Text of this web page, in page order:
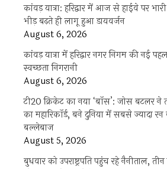
कांवड़ यात्रा: हरिद्वार में आज से हाईवे पर
भीड़ बढ़ते ही लागू हुआ डायवर्जन
August 6, 2026
कांवड़ यात्रा में हरिद्वार नगर निगम की नई
स्वच्छता निगरानी
August 6, 2026
टी20 क्रिकेट का नया ‘बॉस’: जोस बटलर ने
का महारिकॉर्ड, बने दुनिया में सबसे ज्यादा
बल्लेबाज
August 5, 2026
बुधवार को उपराष्ट्रपति पहुंच रहे नैनीताल,